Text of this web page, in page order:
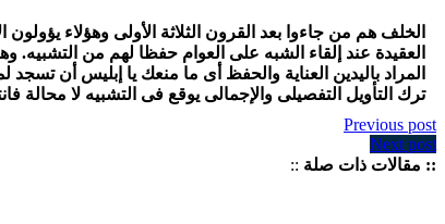
الخلف هم من جاءوا بعد القرون الثلاثة الأولى وهؤلاء
العقيدة عند إلقاء الشبه على العوام حفظا لهم من
المراد باليدين العناية والحفظ أى ما منعك يا إبليس أن
ترك التأويل التفصيلى والإجمالى يوقع فى التشبيه لا محالة
Previous post
Next post
:: مقالات ذات صلة ::